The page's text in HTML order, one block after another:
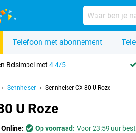
Telefoon met abonnement
Belsimpel met4.4/5
Sennheiser Sennheiser CX 80 U Roze
U Roze
Online: Op voorraad: Voor 23:59 uur